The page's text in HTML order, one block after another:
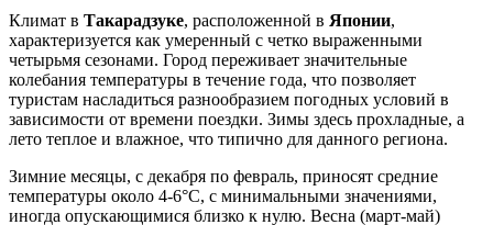
Климат в Такарадзуке, расположенной в Японии,
характеризуется как умеренный с четко выраженными
четырьмя сезонами. Город переживает значительные
колебания температуры в течение года, что позволяет
туристам насладиться разнообразием погодных условий в
зависимости от времени поездки. Зимы здесь прохладные, а
лето теплое и влажное, что типично для данного региона.
Зимние месяцы, с декабря по февраль, приносят средние
температуры около 4-6°C, с минимальными значениями,
иногда опускающимися близко к нулю. Весна (март-май)